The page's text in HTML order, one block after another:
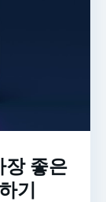
좋은
기